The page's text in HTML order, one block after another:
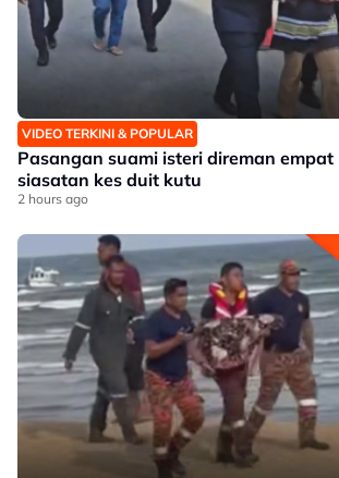
VIDEO TERKINI & POPULAR
Pasangan suami isteri direman
siasatan kes duit kutu
2 hours ago